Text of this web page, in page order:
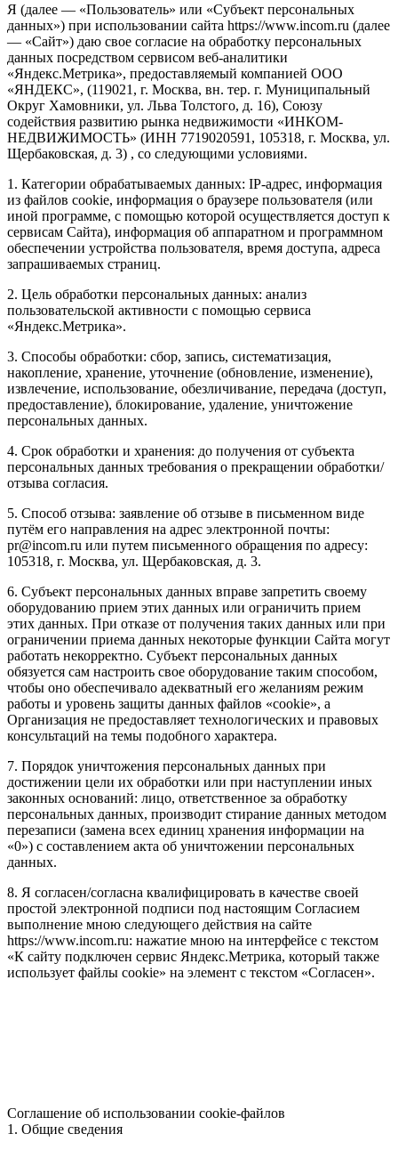
Я (далее — «Пользователь» или «Субъект персональных
данных») при использовании сайта https://www.incom.ru (далее
— «Сайт») даю свое согласие на обработку персональных
данных посредством сервисом веб-аналитики
«Яндекс.Метрика», предоставляемый компанией ООО
«ЯНДЕКС», (119021, г. Москва, вн. тер. г. Муниципальный
Округ Хамовники, ул. Льва Толстого, д. 16), Союзу
содействия развитию рынка недвижимости «ИНКОМ-
НЕДВИЖИМОСТЬ» (ИНН 7719020591, 105318, г. Москва, ул.
Щербаковская, д. 3) , со следующими условиями.
1. Категории обрабатываемых данных: IP-адрес, информация
из файлов cookie, информация о браузере пользователя (или
иной программе, с помощью которой осуществляется доступ к
сервисам Сайта), информация об аппаратном и программном
обеспечении устройства пользователя, время доступа, адреса
запрашиваемых страниц.
2. Цель обработки персональных данных: анализ
пользовательской активности с помощью сервиса
«Яндекс.Метрика».
3. Способы обработки: сбор, запись, систематизация,
накопление, хранение, уточнение (обновление, изменение),
извлечение, использование, обезличивание, передача (доступ,
предоставление), блокирование, удаление, уничтожение
персональных данных.
4. Срок обработки и хранения: до получения от субъекта
персональных данных требования о прекращении обработки/
отзыва согласия.
5. Способ отзыва: заявление об отзыве в письменном виде
путём его направления на адрес электронной почты:
pr@incom.ru или путем письменного обращения по адресу:
105318, г. Москва, ул. Щербаковская, д. 3.
6. Субъект персональных данных вправе запретить своему
оборудованию прием этих данных или ограничить прием
этих данных. При отказе от получения таких данных или при
ограничении приема данных некоторые функции Сайта могут
работать некорректно. Субъект персональных данных
обязуется сам настроить свое оборудование таким способом,
чтобы оно обеспечивало адекватный его желаниям режим
работы и уровень защиты данных файлов «cookie», а
Организация не предоставляет технологических и правовых
консультаций на темы подобного характера.
7. Порядок уничтожения персональных данных при
достижении цели их обработки или при наступлении иных
законных оснований: лицо, ответственное за обработку
персональных данных, производит стирание данных методом
перезаписи (замена всех единиц хранения информации на
«0») с составлением акта об уничтожении персональных
данных.
8. Я согласен/согласна квалифицировать в качестве своей
простой электронной подписи под настоящим Согласием
выполнение мною следующего действия на сайте
https://www.incom.ru: нажатие мною на интерфейсе с текстом
«К сайту подключен сервис Яндекс.Метрика, который также
использует файлы cookie» на элемент с текстом «Согласен».
Соглашение об использовании cookie-файлов
1. Общие сведения